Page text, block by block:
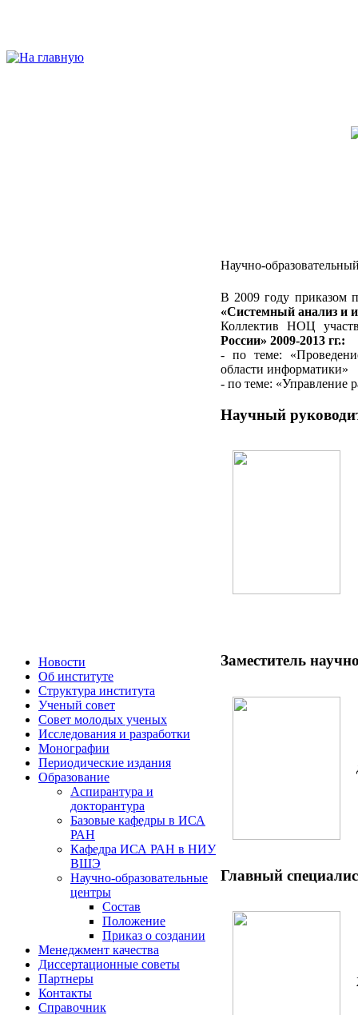
Новости
Об институте
Структура института
Ученый совет
Совет молодых ученых
Исследования и разработки
Монографии
Периодические издания
Образование
Аспирантура и
докторантура
Базовые кафедры в ИСА
РАН
Кафедра ИСА РАН в НИУ
ВШЭ
Научно-образовательные
центры
Состав
Положение
Приказ о создании
Менеджмент качества
Диссертационные советы
Партнеры
Контакты
Справочник
Научно-
В 2009 году приказом
«Системный анализ и
Коллектив НОЦ
России» 2009-2013 гг.:
- по теме:
области информатики»
- по теме: «Управление
Научный
Заместитель
Главный